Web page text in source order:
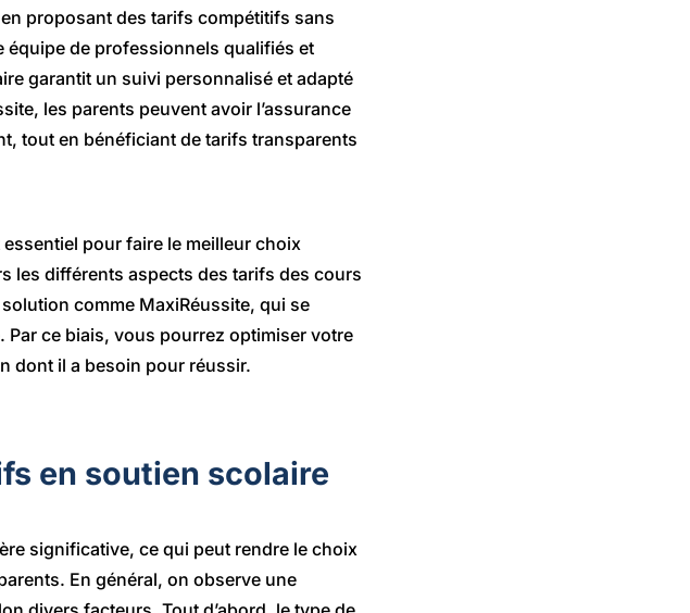
proposant des tarifs compétitifs sans
équipe de professionnels qualifiés et
garantit un suivi personnalisé et adapté
les parents peuvent avoir l’assurance
tout en bénéficiant de tarifs transparents
pour faire le meilleur choix
les différents aspects des tarifs des cours
comme MaxiRéussite, qui se
ce biais, vous pourrez optimiser votre
dont il a besoin pour réussir.
en soutien scolaire
significative, ce qui peut rendre le choix
En général, on observe une